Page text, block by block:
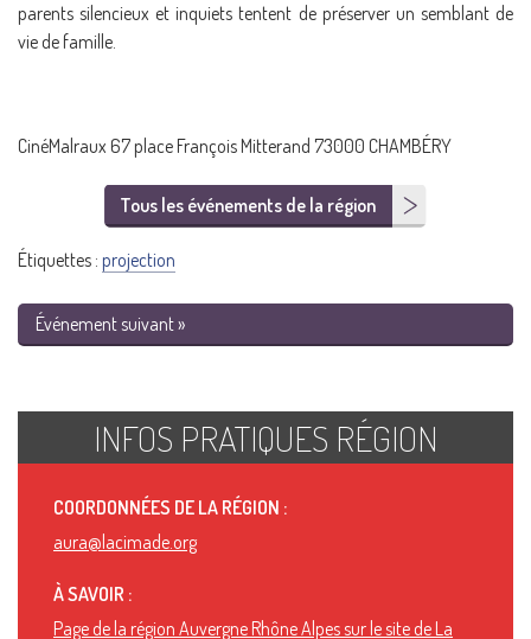
parents silencieux et inquiets tentent de préserver un semblant de
vie de famille.
CinéMalraux 67 place François Mitterand 73000 CHAMBÉRY
Tous les événements de la région
Étiquettes : projection
Événement suivant »
INFOS PRATIQUES RÉGION
COORDONNÉES DE LA RÉGION :
aura@lacimade.org
À SAVOIR :
Page de la région Auvergne Rhône Alpes sur le site de La